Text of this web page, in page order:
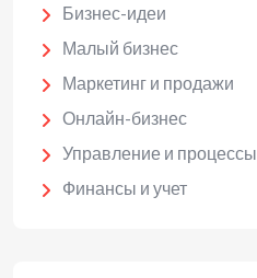
Бизнес-идеи
Малый бизнес
Маркетинг и продажи
Онлайн-бизнес
Управление и процессы
Финансы и учет